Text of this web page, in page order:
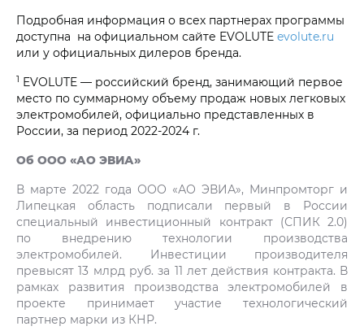
Подробная информация о всех партнерах программы
доступна на официальном сайте EVOLUTE evolute.ru
или у официальных дилеров бренда.
1 EVOLUTE — российский бренд, занимающий первое
место по суммарному объему продаж новых легковых
электромобилей, официально представленных в
России, за период 2022-2024 г.
Об ООО «АО ЭВИА»
В марте 2022 года ООО «АО ЭВИА», Минпромторг и
Липецкая область подписали первый в России
специальный инвестиционный контракт (СПИК 2.0)
по внедрению технологии производства
электромобилей. Инвестиции производителя
превысят 13 млрд руб. за 11 лет действия контракта. В
рамках развития производства электромобилей в
проекте принимает участие технологический
партнер марки из КНР.